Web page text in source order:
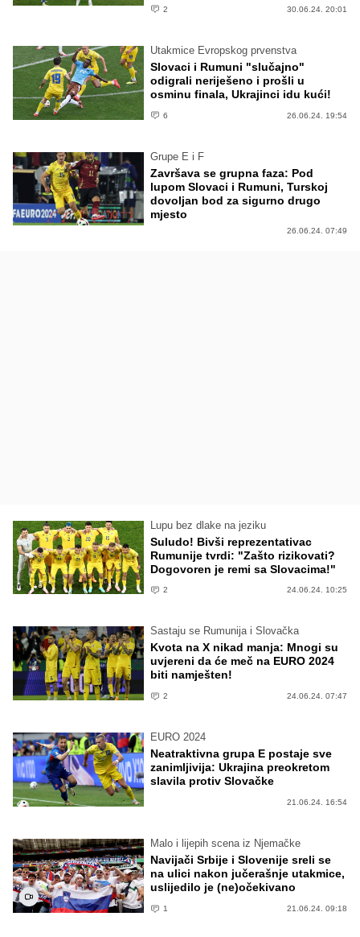
2 30.06.24. 20:01
Utakmice Evropskog prvenstva
Slovaci i Rumuni "slučajno"
odigrali neriješeno i prošli u
osminu finala, Ukrajinci idu kući!
6 26.06.24. 19:54
Grupe E i F
Završava se grupna faza: Pod
lupom Slovaci i Rumuni, Turskoj
dovoljan bod za sigurno drugo
mjesto
26.06.24. 07:49
Lupu bez dlake na jeziku
Suludo! Bivši reprezentativac
Rumunije tvrdi: "Zašto rizikovati?
Dogovoren je remi sa Slovacima!"
2 24.06.24. 10:25
Sastaju se Rumunija i Slovačka
Kvota na X nikad manja: Mnogi su
uvjereni da će meč na EURO 2024
biti namješten!
2 24.06.24. 07:47
EURO 2024
Neatraktivna grupa E postaje sve
zanimljivija: Ukrajina preokretom
slavila protiv Slovačke
21.06.24. 16:54
Malo i lijepih scena iz Njemačke
Navijači Srbije i Slovenije sreli se
na ulici nakon jučerašnje utakmice,
uslijedilo je (ne)očekivano
1 21.06.24. 09:18